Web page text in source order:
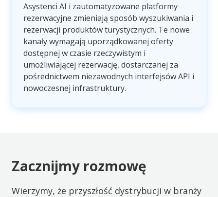
Asystenci AI i zautomatyzowane platformy
rezerwacyjne zmieniają sposób wyszukiwania i
rezerwacji produktów turystycznych. Te nowe
kanały wymagają uporządkowanej oferty
dostępnej w czasie rzeczywistym i
umożliwiającej rezerwację, dostarczanej za
pośrednictwem niezawodnych interfejsów API i
nowoczesnej infrastruktury.
Zacznijmy rozmowę
Wierzymy, że przyszłość dystrybucji w branży